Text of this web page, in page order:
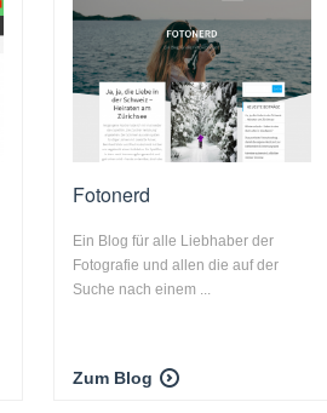
Fotonerd
Ein Blog für alle Liebhaber der
Fotografie und allen die auf der
Suche nach einem ...
Zum Blog